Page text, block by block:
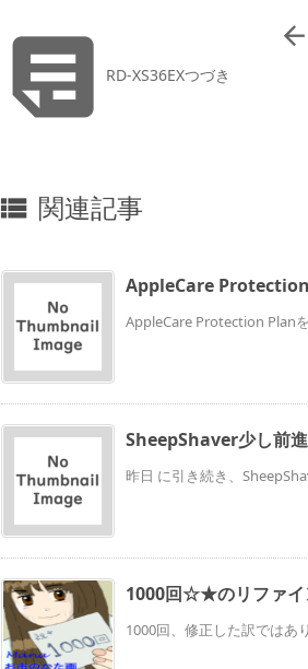
RD-XS36EXつづき

 関連記事
AppleCare
AppleCare Protection Plan
SheepShaver少し前進
昨日 に引き続き、
1000回☆★のリファイ
1000回、修正した訳では